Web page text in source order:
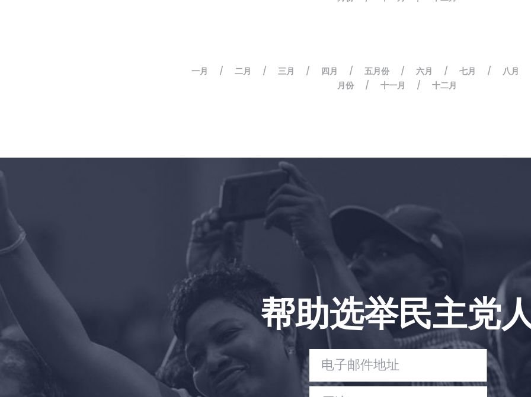
首页
Shop
Take Back the Courts
与我们合作
新闻
行动
一月 / 二月 / 三月 / 四月 / 五月份 / 六月 / 七月 / 八月
月份
/ 十一月 / 十二月
帮助选举民主党